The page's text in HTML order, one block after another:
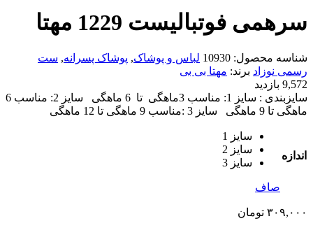
سرهمی فوتبالیست 1229 مهتا
شناسه محصول: 10930 لباس و پوشاک, پوشاک پسرانه, ست
رسمی نوزاد برند: مهتا بی بی
9,572 بازدید
سایزبندی : سایز 1: مناسب 3ماهگی تا 6 ماهگی سایز 2: مناسب 6
ماهگی تا 9 ماهگی سایز 3 :مناسب 9 ماهگی تا 12 ماهگی
اندازه
سایز 1
سایز 2
سایز 3
صاف
۳۰۹,۰۰۰ تومان